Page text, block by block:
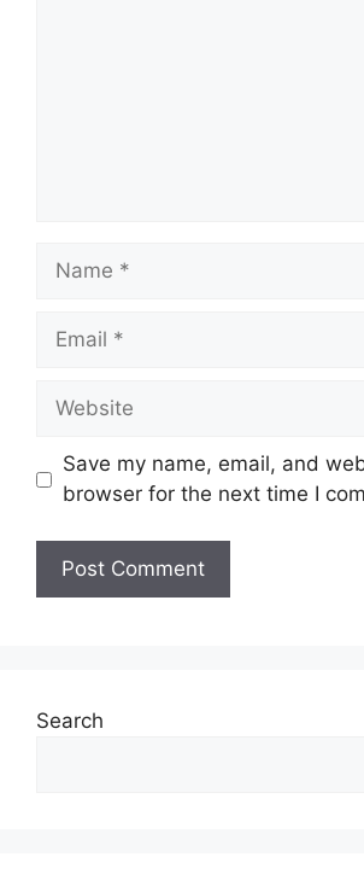
Name
Email
Website
Save my name, email, and
browser for the next time I
Search